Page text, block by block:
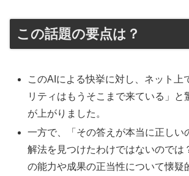
この話題の要点は？
このAIによる快挙に対し、ネット上
リティはもうそこまで来ている」と
が上がりました。
一方で、「その答えが本当に正しい
解法を見つけたわけではないのでは
の能力や成果の正当性について懐疑